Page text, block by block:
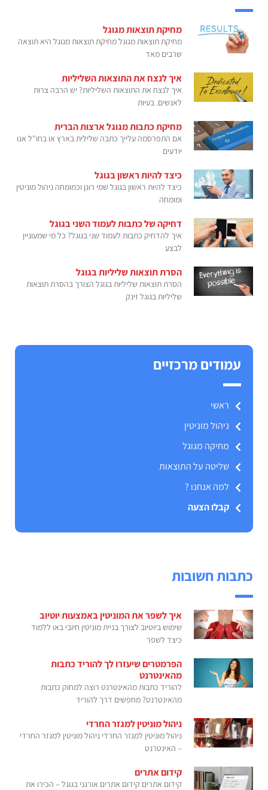
מחיקת תוצאות מגוגל
מחיקת תוצאות מגוגל מחיקת תוצאות מגוגל היא תוצאה
שרבים מאד
איך לנצח את התוצאות השליליות
איך לנצח את התוצאות השליליות? יש הרבה צרות
לאנשים. בעיות
מחיקת כתבות מגוגל ארצות הברית
אם התפרסמה עלייך כתבה שלילית בארץ או בחו"ל אנו
יודעים
כיצד להיות ראשון בגוגל
כיצד להיות ראשון בגוגל שמי רונן וכמומחה ניהול מוניטין
ומומחה
דחיקה של כתבות לעמוד השני בגוגל
איך להדחיק כתבות לעמוד שני בגוגל? כל מי שמעוניין
לבצע
הסרת תוצאות שליליות בגוגל
הסרת תוצאות שליליות בגוגל הצורך בהסרת תוצאות
שליליות בגוגל זינק
עמודים מרכזיים
ראשי
ניהול מוניטין
מחיקה מגוגל
שליטה על התוצאות
למה אנחנו ?
קבלו הצעה
כתבות חשובות
איך לשפר את המוניטין באמצעות יוטיוב
שימוש ביוטיוב לצורך בניית מוניטין חיובי באו ללמוד
כיצד לשפר
הפרמטרים שיעזרו לך להוריד כתבות
מהאינטרנט
להוריד כתבות מהאינטרנט רוצה למחוק כתבות
מהאינטרנט? מחפשים דרך להוריד
ניהול מוניטין למגזר החרדי
ניהול מוניטין למגזר החרדי ניהול מוניטין למגזר החרדי
– האינטרנט
קידום אתרים
קידום אתרים קידום אתרים אורגני בגוגל – הכירו את